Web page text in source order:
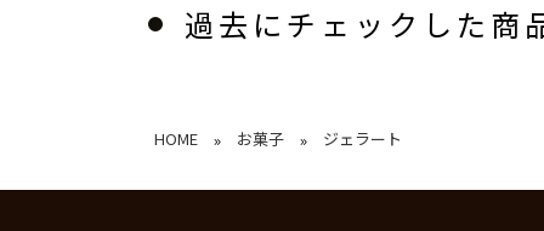
過去にチェックした商
HOME » お菓子 » ジェラート